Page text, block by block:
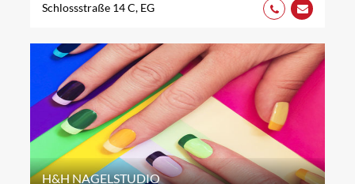
Schlossstraße 14 C, EG
H&H NAGELSTUDIO